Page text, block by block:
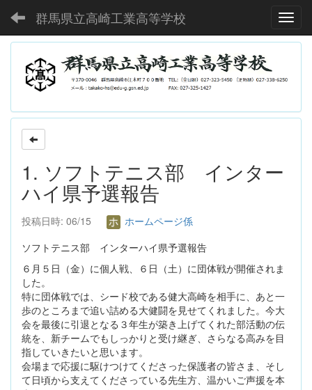
群馬県立高崎工業高等学校
1. ソフトテニス部 インター
ハイ県予選報告
投稿日時: 06/15
ホームページ係
ソフトテニス部 インターハイ県予選報告
６月５日（金）に個人戦、６日（土）に団体戦が開催されま
した。
特に団体戦では、シード校である健大高崎を相手に、あと一
歩のところまで追い詰める大健闘を見せてくれました。今大
会を最後に引退となる３年生が築き上げてくれた部活動の伝
統を、新チームでもしっかりと受け継ぎ、さらなる高みを目
指していきたいと思います。
会場まで応援に駆けつけてくださった保護者の皆さま、そし
て日頃から支えてくださっている先生方、温かいご声援を本